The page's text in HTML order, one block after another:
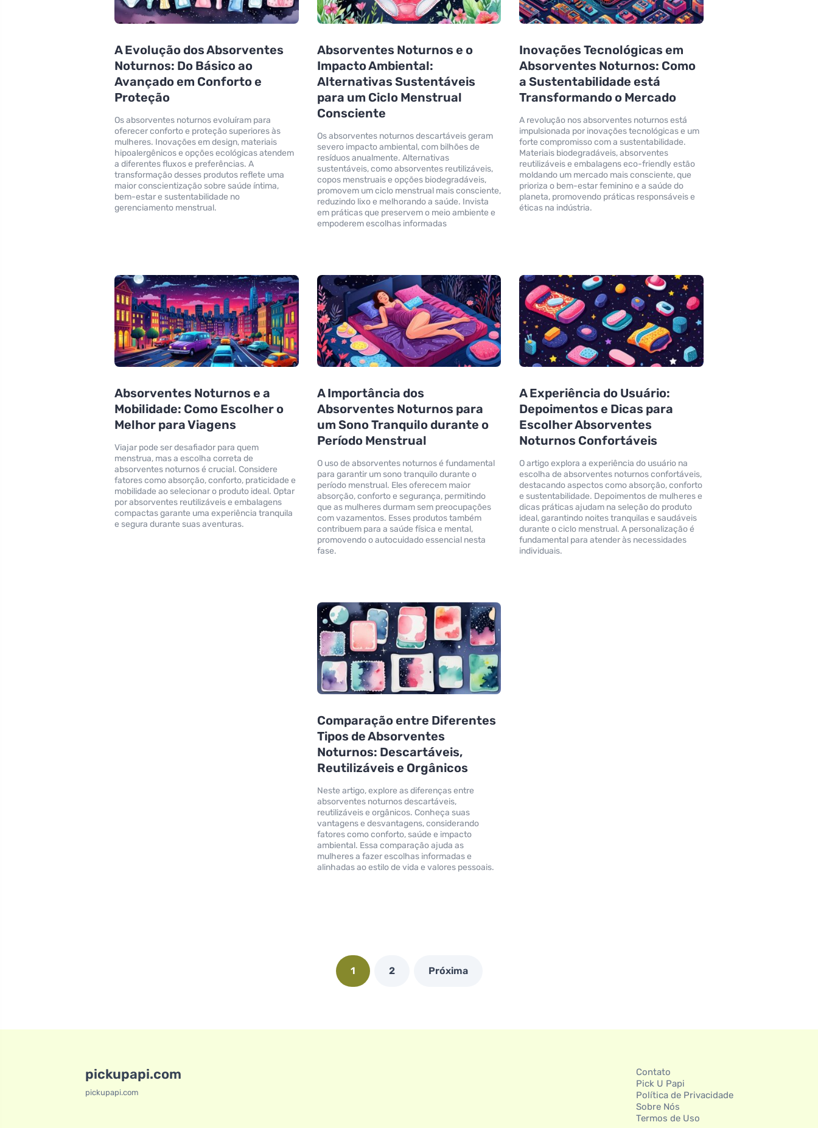
A Evolução dos Absorventes
Noturnos: Do Básico ao
Avançado em Conforto e
Proteção
Os absorventes noturnos evoluíram para
oferecer conforto e proteção superiores às
mulheres. Inovações em design, materiais
hipoalergênicos e opções ecológicas atendem
a diferentes fluxos e preferências. A
transformação desses produtos reflete uma
maior conscientização sobre saúde íntima,
bem-estar e sustentabilidade no
gerenciamento menstrual.
Absorventes Noturnos e o
Impacto Ambiental:
Alternativas Sustentáveis
para um Ciclo Menstrual
Consciente
Os absorventes noturnos descartáveis geram
severo impacto ambiental, com bilhões de
resíduos anualmente. Alternativas
sustentáveis, como absorventes reutilizáveis,
copos menstruais e opções biodegradáveis,
promovem um ciclo menstrual mais consciente,
reduzindo lixo e melhorando a saúde. Invista
em práticas que preservem o meio ambiente e
empoderem escolhas informadas
Inovações Tecnológicas em
Absorventes Noturnos: Como
a Sustentabilidade está
Transformando o Mercado
A revolução nos absorventes noturnos está
impulsionada por inovações tecnológicas e um
forte compromisso com a sustentabilidade.
Materiais biodegradáveis, absorventes
reutilizáveis e embalagens eco-friendly estão
moldando um mercado mais consciente, que
prioriza o bem-estar feminino e a saúde do
planeta, promovendo práticas responsáveis e
éticas na indústria.
Absorventes Noturnos e a
Mobilidade: Como Escolher o
Melhor para Viagens
Viajar pode ser desafiador para quem
menstrua, mas a escolha correta de
absorventes noturnos é crucial. Considere
fatores como absorção, conforto, praticidade e
mobilidade ao selecionar o produto ideal. Optar
por absorventes reutilizáveis e embalagens
compactas garante uma experiência tranquila
e segura durante suas aventuras.
A Importância dos
Absorventes Noturnos para
um Sono Tranquilo durante o
Período Menstrual
O uso de absorventes noturnos é fundamental
para garantir um sono tranquilo durante o
período menstrual. Eles oferecem maior
absorção, conforto e segurança, permitindo
que as mulheres durmam sem preocupações
com vazamentos. Esses produtos também
contribuem para a saúde física e mental,
promovendo o autocuidado essencial nesta
fase.
A Experiência do Usuário:
Depoimentos e Dicas para
Escolher Absorventes
Noturnos Confortáveis
O artigo explora a experiência do usuário na
escolha de absorventes noturnos confortáveis,
destacando aspectos como absorção, conforto
e sustentabilidade. Depoimentos de mulheres e
dicas práticas ajudam na seleção do produto
ideal, garantindo noites tranquilas e saudáveis
durante o ciclo menstrual. A personalização é
fundamental para atender às necessidades
individuais.
Comparação entre Diferentes
Tipos de Absorventes
Noturnos: Descartáveis,
Reutilizáveis e Orgânicos
Neste artigo, explore as diferenças entre
absorventes noturnos descartáveis,
reutilizáveis e orgânicos. Conheça suas
vantagens e desvantagens, considerando
fatores como conforto, saúde e impacto
ambiental. Essa comparação ajuda as
mulheres a fazer escolhas informadas e
alinhadas ao estilo de vida e valores pessoais.
1 2 Próxima
pickupapi.com
pickupapi.com
Contato
Pick U Papi
Política de Privacidade
Sobre Nós
Termos de Uso